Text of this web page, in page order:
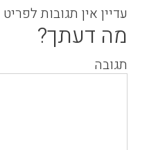
עדיין אין תגובות
מה דעתך?
תגובה